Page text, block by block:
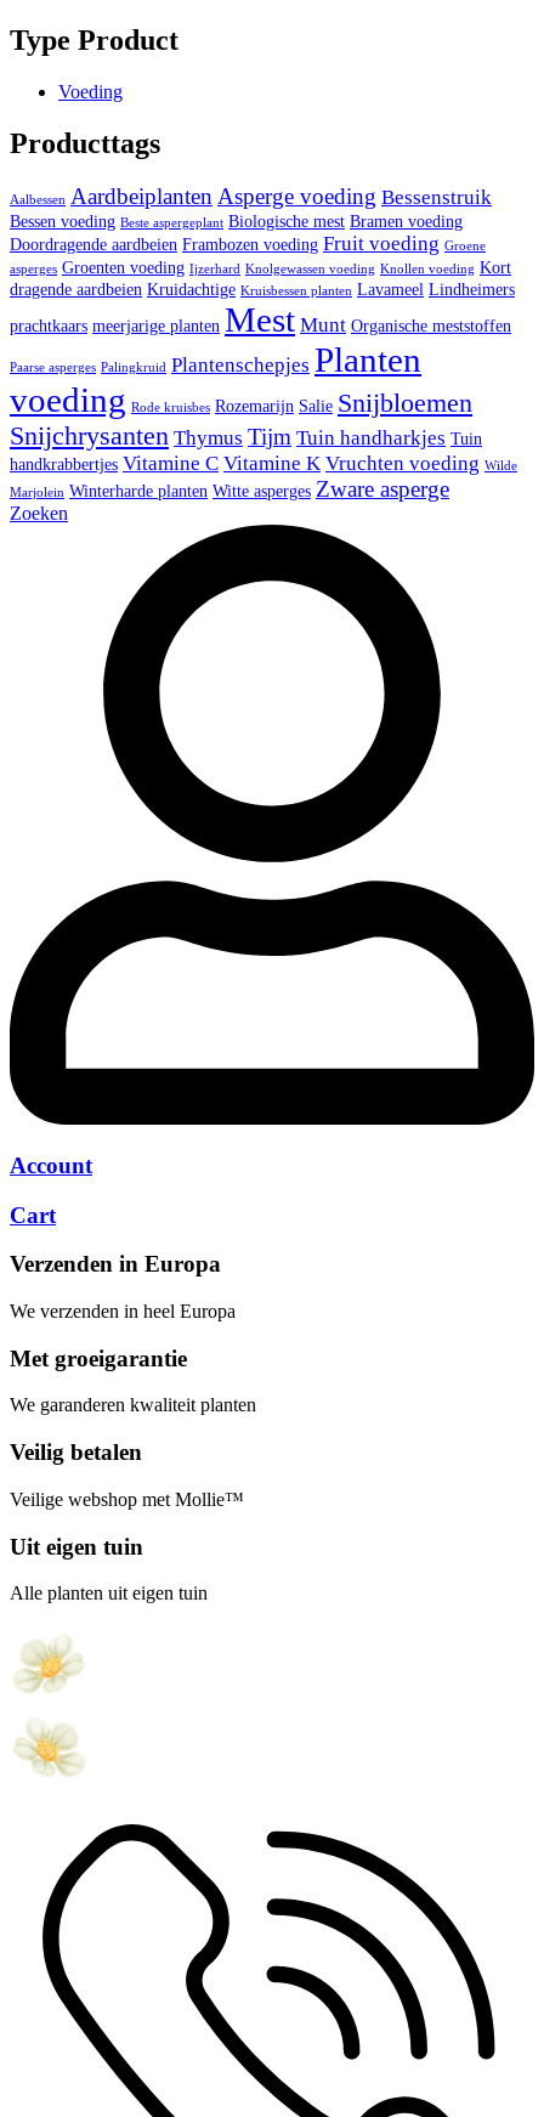
Type Product
Voeding
Producttags
Aalbessen AardbeiplantenAsperge voeding Bessenstruik
Bessen voeding Beste aspergeplant Biologische mest Bramen voeding
Doordragende aardbeien Frambozen voeding Fruit voeding Groene
asperges Groenten voeding Ijzerhard Knolgewassen voeding Knollen voeding Kort
dragende aardbeien Kruidachtige Kruisbessen planten Lavameel Lindheimers
prachtkaars meerjarige planten Mest Munt Organische meststoffen
Paarse asperges Palingkruid Plantenschepjes Planten
voeding Rode kruisbes Rozemarijn Salie Snijbloemen
Snijchrysanten Thymus Tijm Tuin handharkjes Tuin
handkrabbertjes Vitamine C Vitamine K Vruchten voeding Wilde
Marjolein Winterharde planten Witte asperges Zware asperge
Zoeken
Account
Cart
Verzenden in Europa
We verzenden in heel Europa
Met groeigarantie
We garanderen kwaliteit planten
Veilig betalen
Veilige webshop met Mollie™
Uit eigen tuin
Alle planten uit eigen tuin